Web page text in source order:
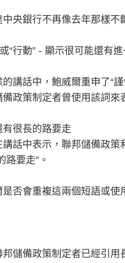
央銀行不再像去年那樣
“行動” - 顯示很可能還有
講話中，鮑威爾重申了“
政策制定者曾使用該詞來
很長的路要走
話中表示，聯邦儲備政策
路要走”。
是否會重複這兩個短語或
儲備政策制定者已經引